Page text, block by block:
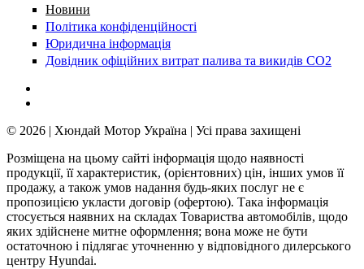
Новини
Політика конфіденційності
Юридична інформація
Довідник офіційних витрат палива та викидів СО2
© 2026 | Хюндай Мотор Україна | Усі права захищені
Розміщена на цьому сайті інформація щодо наявності
продукції, її характеристик, (орієнтовних) цін, інших умов її
продажу, а також умов надання будь-яких послуг не є
пропозицією укласти договір (офертою). Така інформація
стосується наявних на складах Товариства автомобілів, щодо
яких здійснене митне оформлення; вона може не бути
остаточною і підлягає уточненню у відповідного дилерського
центру Hyundai.